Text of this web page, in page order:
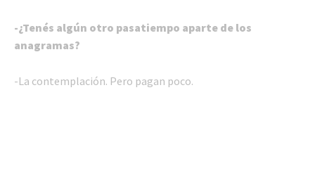
-¿Tenés algún otro pasatiempo aparte de los
anagramas?
-La contemplación. Pero pagan poco.